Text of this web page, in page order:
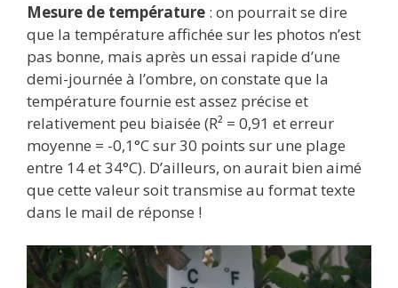
Mesure de température : on pourrait se dire
que la température affichée sur les photos n’est
pas bonne, mais après un essai rapide d’une
demi-journée à l’ombre, on constate que la
température fournie est assez précise et
relativement peu biaisée (R² = 0,91 et erreur
moyenne = -0,1°C sur 30 points sur une plage
entre 14 et 34°C). D’ailleurs, on aurait bien aimé
que cette valeur soit transmise au format texte
dans le mail de réponse !